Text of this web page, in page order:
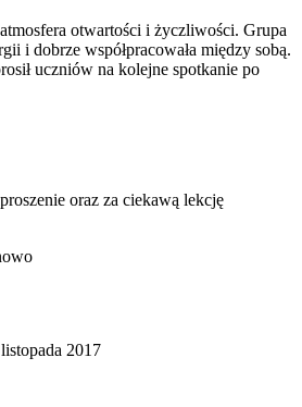
otwartości i życzliwości. Grupa
i dobrze współpracowała między sobą.
uczniów na kolejne spotkanie po
oraz za ciekawą lekcję
2017